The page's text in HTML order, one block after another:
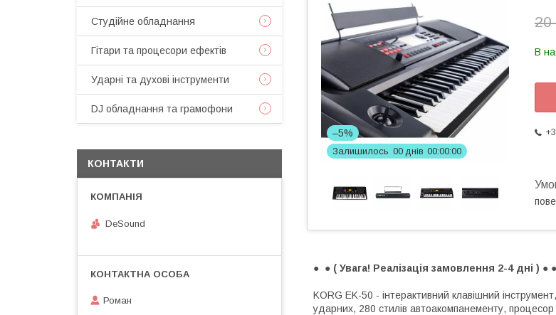
–5%
Залишилось 00 днів 00 00 00
20
В
● ● ( Увага! Реалізація замовлення 2-4 дні ) ● ●
KORG EK-50 - інтерактивний клавішний
ударних, 280 стилів автоакомпанементу,
Студійне обладнання
Гітари та процесори ефектів
Ударні та духові інструменти
DJ обладнання та грамофони
КОНТАКТИ
DeSound
Роман